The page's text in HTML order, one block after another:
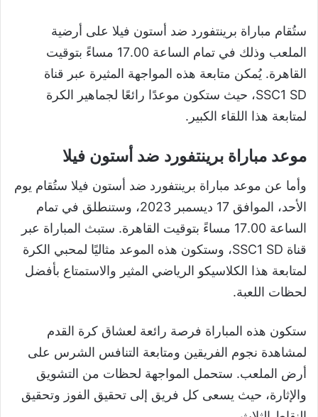
ستُقام مباراة برينتفورد ضد أستون فيلا على أرضية
الملعب وذلك في تمام الساعة 17.00 مساءً بتوقيت
القاهرة. يُمكن متابعة هذه المواجهة المثيرة عبر قناة
SSC1 SD، حيث ستكون موعدًا رائعًا لجماهير الكرة
لمتابعة هذا اللقاء الكبير.
موعد مباراة برينتفورد ضد أستون فيلا
وأما عن موعد مباراة برينتفورد ضد أستون فيلا ستُقام يوم
الأحد، الموافق 17 ديسمبر 2023، وستنطلق في تمام
الساعة 17.00 مساءً بتوقيت القاهرة. ستبث المباراة عبر
قناة SSC1 SD، وستكون هذه الموعد مثاليًا لمحبي الكرة
لمتابعة هذا الكلاسيكو الرياضي المثير والاستمتاع بأفضل
لحظات اللعبة.
ستكون هذه المباراة فرصة رائعة لعشاق كرة القدم
لمشاهدة نجوم الفريقين ومتابعة التنافس الشرس على
أرض الملعب. ستحمل المواجهة لحظات من التشويق
والإثارة، حيث يسعى كل فريق إلى تحقيق الفوز وتحقيق